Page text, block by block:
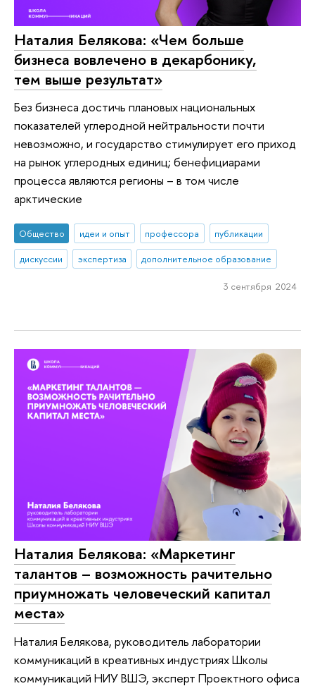
Наталия Белякова: «Чем больше
бизнеса вовлечено в декарбонику,
тем выше результат»
Без бизнеса достичь плановых национальных
показателей углеродной нейтральности почти
невозможно, и государство стимулирует его приход
на рынок углеродных единиц; бенефициарами
процесса являются регионы – в том числе
арктические
Общество идеи и опыт профессора
публикации
дискуссии
экспертиза дополнительное образование
3 сентября 2024
Наталия Белякова: «Маркетинг
талантов – возможность рачительно
приумножать человеческий капитал
места»
Наталия Белякова, руководитель лаборатории
коммуникаций в креативных индустриях Школы
коммуникаций НИУ ВШЭ, эксперт Проектного офиса